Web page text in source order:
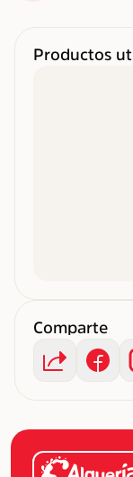
Productos
Comparte